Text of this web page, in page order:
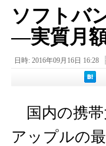
ソフトバ
―実質月
日時: 2016年09月16日 16:28
国内の携帯
アップルの